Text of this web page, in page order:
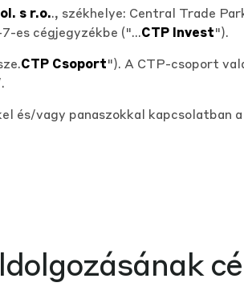
s r.o.., székhelye: Central Trade
es cégjegyzékbe ("...CTP Invest").
CTP Csoport"). A CTP-csoport
.
és/vagy panaszokkal kapcsolatban